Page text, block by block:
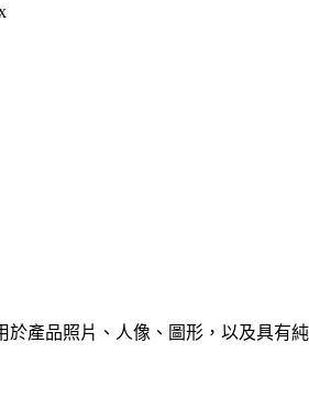
產品照片、人像、圖形，以及具有